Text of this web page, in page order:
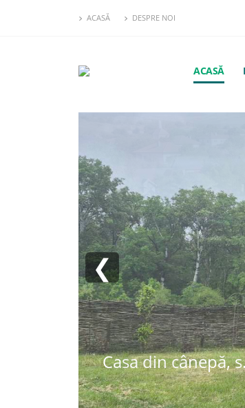
ACASĂ DESPRE NOI
ACASĂ
Casa din cânepă,
❮